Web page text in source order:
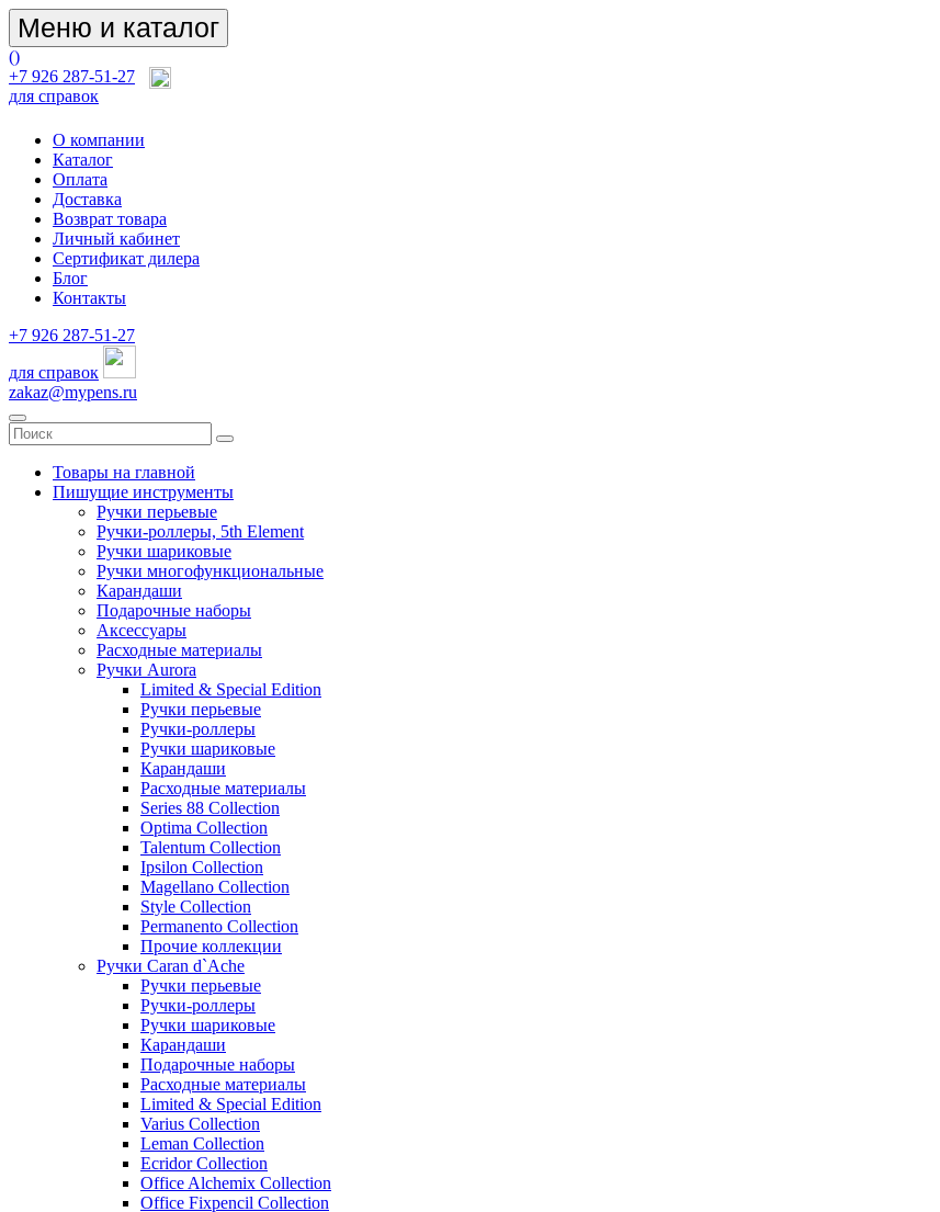
Меню и каталог
()
+7 926 287-51-27
для справок
О компании
Каталог
Оплата
Доставка
Возврат товара
Личный кабинет
Сертификат дилера
Блог
Контакты
+7 926 287-51-27
для справок
zakaz@mypens.ru
Товары на главной
Пишущие инструменты
Ручки перьевые
Ручки-роллеры, 5th Element
Ручки шариковые
Ручки многофункциональные
Карандаши
Подарочные наборы
Аксессуары
Расходные материалы
Ручки Aurora
Limited & Special Edition
Ручки перьевые
Ручки-роллеры
Ручки шариковые
Карандаши
Расходные материалы
Series 88 Collection
Optima Collection
Talentum Collection
Ipsilon Collection
Magellano Collection
Style Collection
Permanento Collection
Прочие коллекции
Ручки Caran d`Ache
Ручки перьевые
Ручки-роллеры
Ручки шариковые
Карандаши
Подарочные наборы
Расходные материалы
Limited & Special Edition
Varius Collection
Leman Collection
Ecridor Collection
Office Alchemix Collection
Office Fixpencil Collection